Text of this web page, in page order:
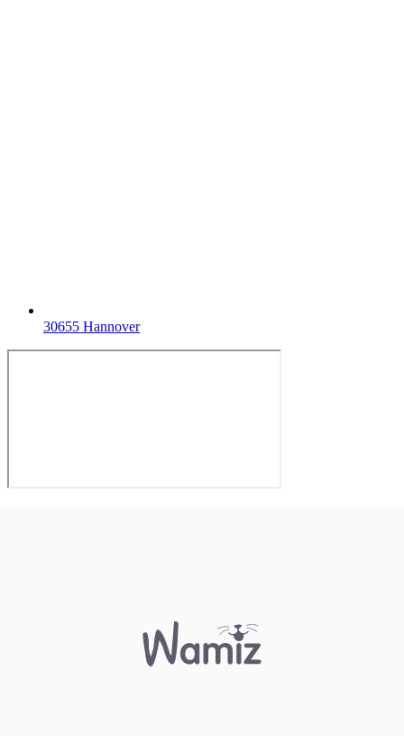
30655 Hannover